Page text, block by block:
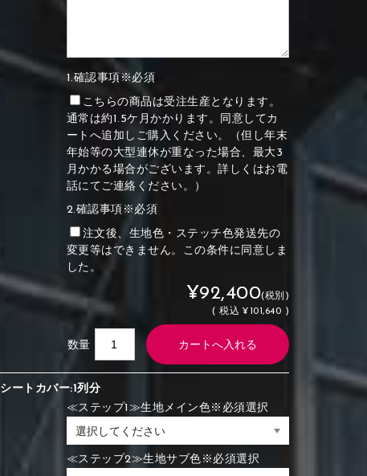
1.確認事項※必須
こちらの商品は受注生産となります。
通常は約1.5ケ月かかります。同意してカ
ートへ追加しご購入ください。（但し年末
年始等の大型連休が重なった場合、最大3
月かかる場合がございます。詳しくはお電
話にてご連絡ください。）
2.確認事項※必須
注文後、生地色・ステッチ色発送先の
変更等はできません。この条件に同意しま
した。
¥92,400(税別)
( 税込 ¥101,640 )
数量
シートカバー:1列分
≪ステップ1≫生地メイン色※必須選択
≪ステップ2≫生地サブ色※必須選択